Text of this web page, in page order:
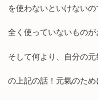
を使わないといけない
全く使っていないものが
そして何より、自分の
の上記の話！元氣のた